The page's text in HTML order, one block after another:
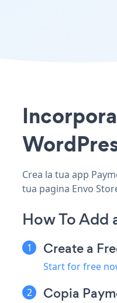
Crea la tua app
tua pagina Envo
How To Add
Create a
Start for free
Copia